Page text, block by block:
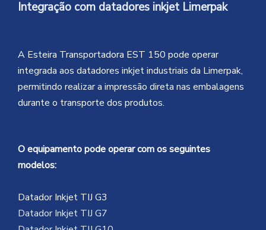
Integração com datadores inkjet Limerpak
A Esteira Transportadora EST 150 pode operar
integrada aos datadores inkjet industriais da Limerpak,
permitindo realizar a impressão direta nas embalagens
durante o transporte dos produtos.
O equipamento pode operar com os seguintes
modelos:
Datador Inkjet TIJ G3
Datador Inkjet TIJ G7